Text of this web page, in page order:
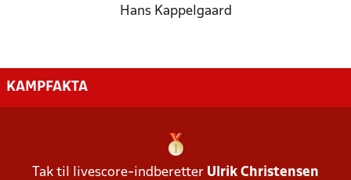
Hans Kappelgaard
KAMPFAKTA
Tak til livescore-indberetter Ulrik Christensen